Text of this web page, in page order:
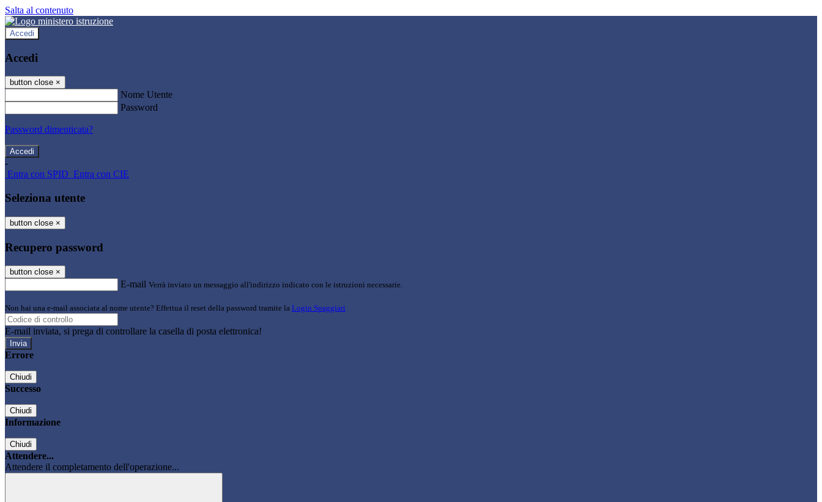
Salta al contenuto
Accedi
Accedi
button close ×
Nome Utente
Password
Password dimenticata?
-
Entra con SPID Entra con CIE
Seleziona utente
button close ×
Recupero password
button close ×
E-mail Verrà inviato un messaggio all'indirizzo indicato con le istruzioni necessarie.
Non hai una e-mail associata al nome utente? Effettua il reset della password tramite la Login Spaggiari
E-mail inviata, si prega di controllare la casella di posta elettronica!
Errore
Chiudi
Successo
Chiudi
Informazione
Chiudi
Attendere...
Attendere il completamento dell'operazione...